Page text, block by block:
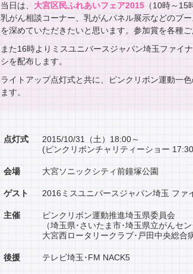
当日は、 大宮区民ふれあいフェア2015 （10時～
乳がん相談コーナー、乳がんパネル展示などのブ
を深めていただきたいと思います。参加賞を各種
また16時よりミスユニバースジャパン埼玉ファイ
シを配布します。
ライトアップ点灯式と共に、ピンクリボン運動一
ます。
点灯式
2015/10/31（土）18:00～
(ピンクリボンチャリティーショー
会場 大宮ソニックシティ前鐘塚公園
ゲスト 2016ミスユニバースジャパン埼玉 ファ
主催
ピンクリボン運動推進埼玉県委員会
（埼玉県･さいたま市･埼玉県立がんセン
大宮西ロータリークラブ･戸田中央総合
後援 テレビ埼玉･FM NACK5